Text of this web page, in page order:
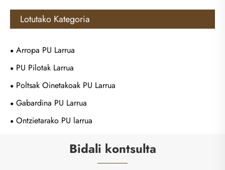
Lotutako Kategoria
Arropa PU Larrua
PU Pilotak Larrua
Poltsak Oinetakoak PU Larrua
Gabardina PU Larrua
Ontzietarako PU larrua
Bidali kontsulta